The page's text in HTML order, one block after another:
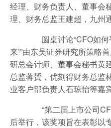
经理、财务负责人、董事会
理、财务总监王建超，九州
圆桌讨论“CFO如何
来’”由东吴证券研究所策略
研总会计师、董事会秘书黄
总监蒋贇，优刻得财务总监
业客户部负责人石琼怡等嘉
“第二届上市公司
后举行，该奖项旨在表彰以